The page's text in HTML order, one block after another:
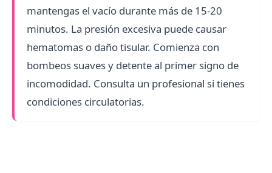
mantengas el vacío durante más de 15-20
minutos. La presión excesiva puede causar
hematomas o daño tisular. Comienza con
bombeos suaves y detente al primer signo de
incomodidad. Consulta un profesional si tienes
condiciones circulatorias.